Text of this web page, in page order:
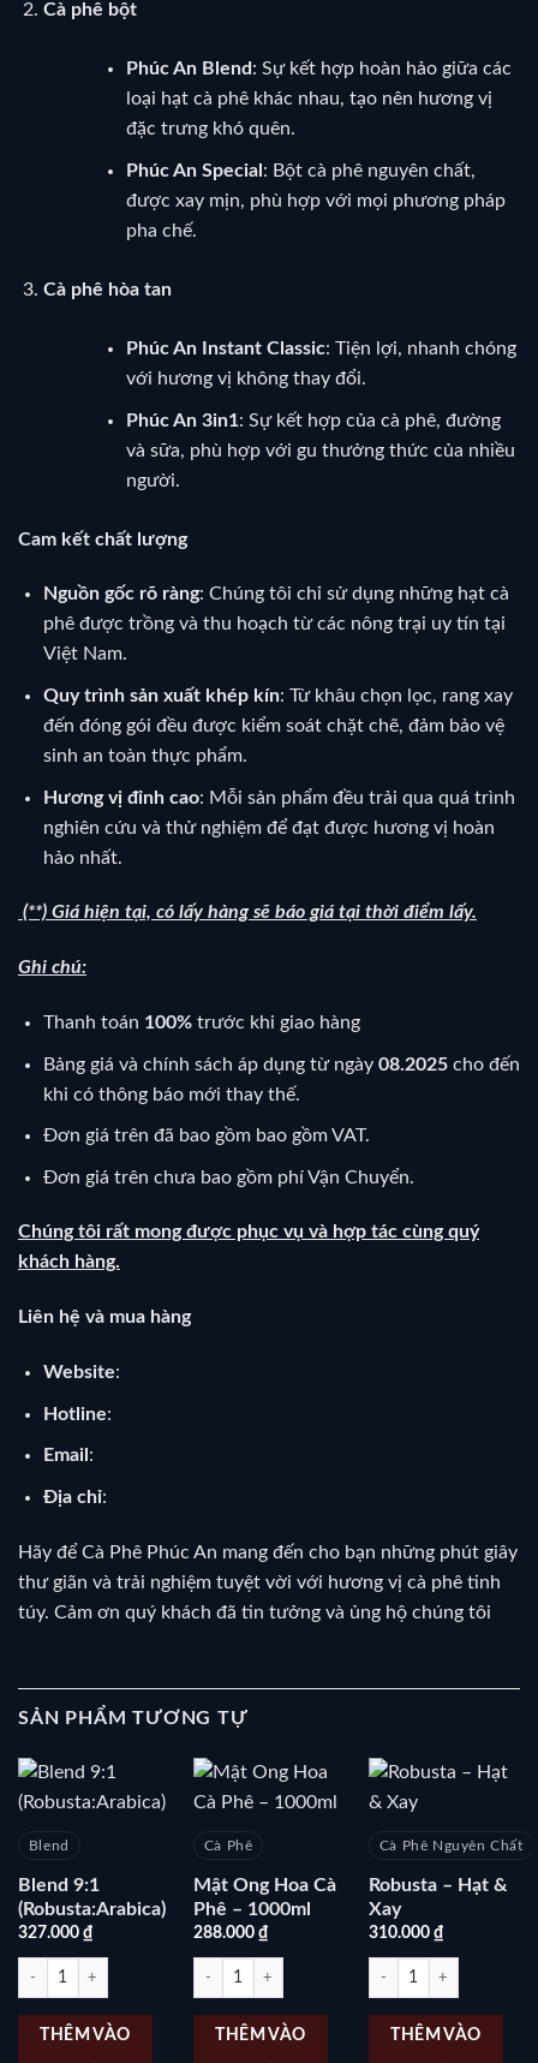
Cà phê bột
Phúc An Blend: Sự kết hợp hoàn hảo giữa các
loại hạt cà phê khác nhau, tạo nên hương vị
đặc trưng khó quên.
Phúc An Special : Bột cà phê nguyên chất,
được xay mịn, phù hợp với mọi phương pháp
pha chế.
Cà phê hòa tan
Phúc An Instant Classic: Tiện lợi, nhanh chóng
với hương vị không thay đổi.
Phúc An 3in1: Sự kết hợp của cà phê, đường
và sữa, phù hợp với gu thưởng thức của nhiều
người.
Cam kết chất lượng
Nguồn gốc rõ ràng: Chúng tôi chỉ sử dụng những hạt cà
phê được trồng và thu hoạch từ các nông trại uy tín tại
Việt Nam.
Quy trình sản xuất khép kín: Từ khâu chọn lọc, rang xay
đến đóng gói đều được kiểm soát chặt chẽ, đảm bảo vệ
sinh an toàn thực phẩm.
Hương vị đỉnh cao: Mỗi sản phẩm đều trải qua quá trình
nghiên cứu và thử nghiệm để đạt được hương vị hoàn
hảo nhất.
(**) Giá hiện tại, có lấy hàng sẽ báo giá tại thời điểm lấy.
Ghi chú:
Thanh toán 100%trước khi giao hàng
Bảng giá và chính sách áp dụng từ ngày 08.2025cho đến
khi có thông báo mới thay thế.
Đơn giá trên đã bao gồm bao gồm VAT.
Đơn giá trên chưa bao gồm phí Vận Chuyển.
Chúng tôi rất mong được phục vụ và hợp tác cùng quý
khách hàng.
Liên hệ và mua hàng
Website:
Hotline:
Email :
Địa chỉ:
Hãy để Cà Phê Phúc An mang đến cho bạn những phút giây
thư giãn và trải nghiệm tuyệt vời với hương vị cà phê tinh
túy. Cảm ơn quý khách đã tin tưởng và ủng hộ chúng tôi
SẢN PHẨM TƯƠNG TỰ
Blend
Blend 9:1
(Robusta:Arabica)
327.000 ₫
Blend 9:1 (Robusta:Arabica) số lượng
THÊM VÀO
Cà Phê
Mật Ong Hoa Cà
Phê – 1000ml
288.000 ₫
Mật Ong Hoa Cà Phê – 1000ml số lượng
THÊM VÀO
Cà Phê Nguyên Chất
Robusta – Hạt &
Xay
310.000 ₫
Robusta – Hạt & Xay số
THÊM VÀO